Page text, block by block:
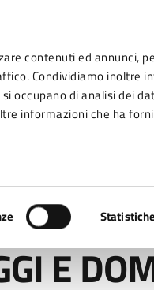
contenuti ed annunci,
Condividiamo inoltre
occupano di analisi dei
informazioni che ha
Statistiche
TRATTAMENTI ADULTICIDI IN
E